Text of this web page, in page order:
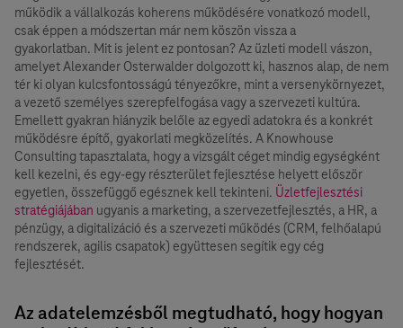
működik a vállalkozás koherens működésére vonatkozó modell,
csak éppen a módszertan már nem köszön vissza a
gyakorlatban. Mit is jelent ez pontosan? Az üzleti modell vászon,
amelyet Alexander Osterwalder dolgozott ki, hasznos alap, de nem
tér ki olyan kulcsfontosságú tényezőkre, mint a versenykörnyezet,
a vezető személyes szerepfelfogása vagy a szervezeti kultúra.
Emellett gyakran hiányzik belőle az egyedi adatokra és a konkrét
működésre építő, gyakorlati megközelítés. A Knowhouse
Consulting tapasztalata, hogy a vizsgált céget mindig egységként
kell kezelni, és egy-egy részterület fejlesztése helyett először
egyetlen, összefüggő egésznek kell tekinteni. Üzletfejlesztési
stratégiájában ugyanis a marketing, a szervezetfejlesztés, a HR, a
pénzügy, a digitalizáció és a szervezeti működés (CRM, felhőalapú
rendszerek, agilis csapatok) együttesen segítik egy cég
fejlesztését.
Az adatelemzésből megtudható, hogy hogyan